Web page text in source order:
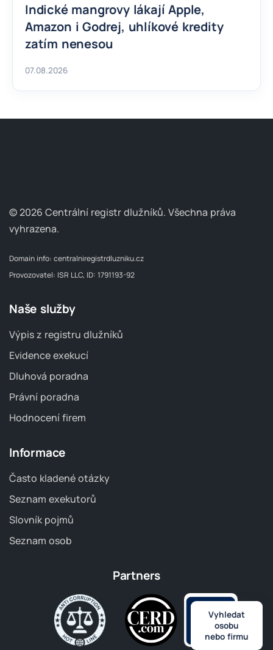
Indické mangrovy lákají Apple,
Amazon i Godrej, uhlíkové kredity
zatím nenesou
07.08.2026
© 2026 Centrální registr dlužníků. Všechna práva
vyhrazena.
Domain info: centralniregistrdluzniku.cz
Provozovatel: ISR LLC, ID: 1791193-92
Naše služby
Výpis z registru dlužníků
Evidence exekucí
Dluhová poradna
Právní poradna
Hodnocení firem
Informace
Často kladené otázky
Seznam exekutorů
Slovník pojmů
Seznam osob
Partners
Vyhledat
osobu
nebo firmu